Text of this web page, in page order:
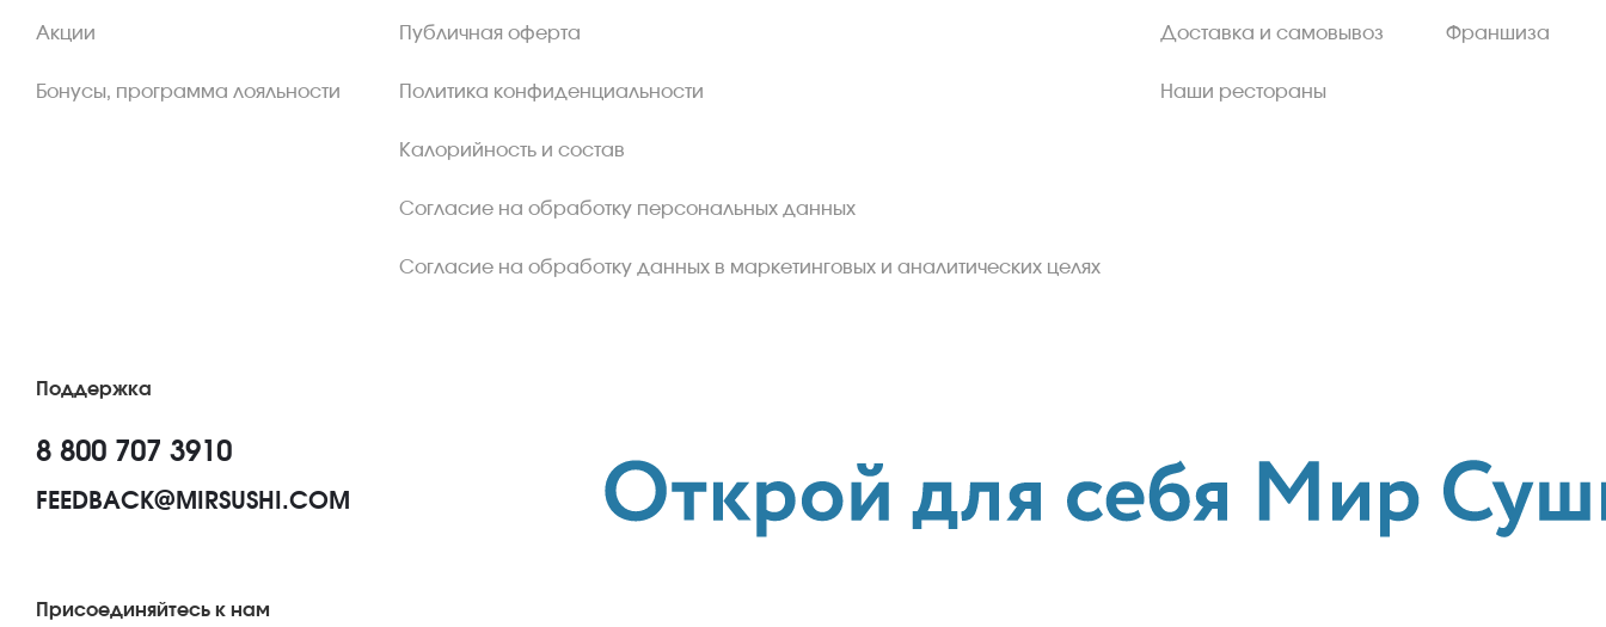
Акции
Бонусы, программа лояльности
Публичная оферта
Политика конфиденциальности
Калорийность и состав
Согласие на обработку персональных данных
Согласие на обработку данных в маркетинговых и аналитических целях
Доставка и самовывоз
Наши рестораны
Франшиза
Поддержка
8 800 707 3910
FEEDBACK@MIRSUSHI.COM
Присоединяйтесь к нам